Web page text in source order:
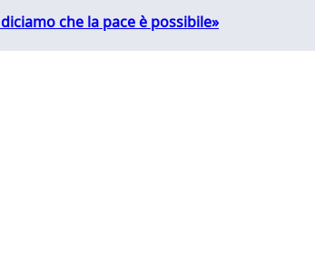
che la pace è possibile»